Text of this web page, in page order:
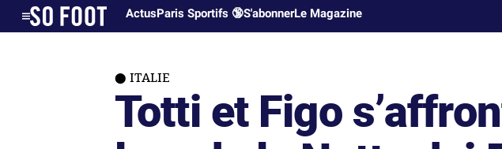
ActusParis Sportifs 🔞S'abonnerLe Magazine
ITALIE
Totti et Figo